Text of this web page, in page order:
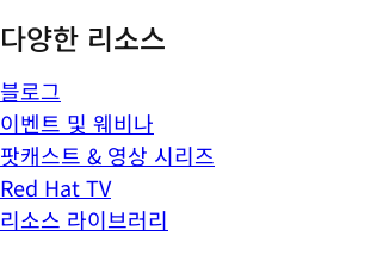
다양한 리소스
블로그
이벤트 및 웨비나
팟캐스트 & 영상 시리즈
Red Hat TV
리소스 라이브러리